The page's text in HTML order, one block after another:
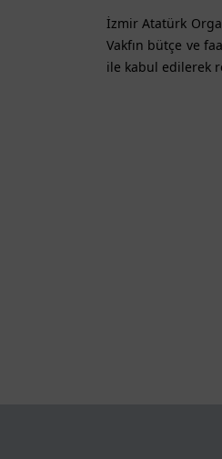
İzmir Atatürk
Vakfın bütçe ve
ile kabul edilerek